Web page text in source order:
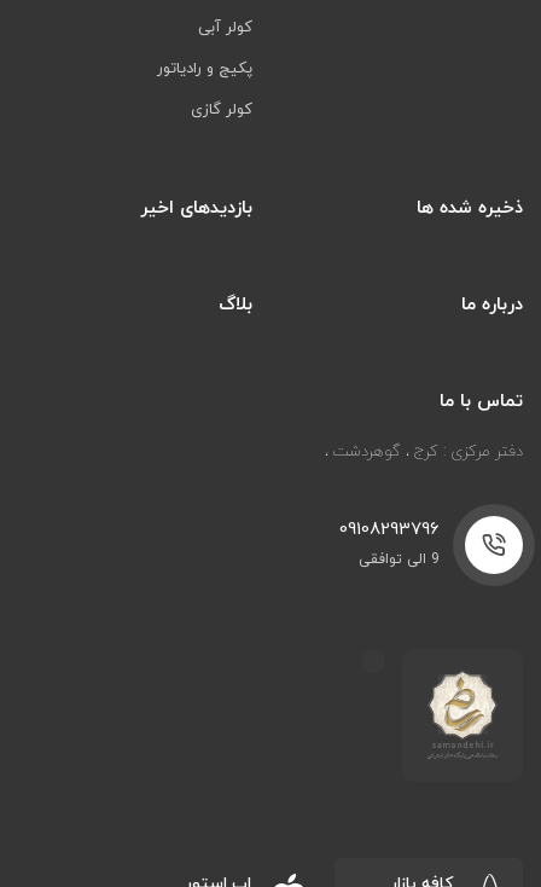
کولر آبی
پکیج و رادیاتور
کولر گازی
ذخیره شده ها بازدیدهای اخیر
درباره ما بلاگ
تماس با ما
دفتر مرکزی : کرج ، گوهردشت ،
09108293796
9 الی توافقی